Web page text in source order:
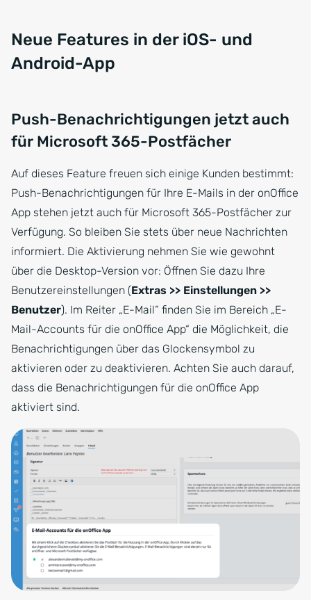
Neue Features in der iOS- und
Android-App
Push-Benachrichtigungen jetzt auch
für Microsoft 365-Postfächer
Auf dieses Feature freuen sich einige Kunden bestimmt:
Push-Benachrichtigungen für Ihre E-Mails in der onOffice
App stehen jetzt auch für Microsoft 365-Postfächer zur
Verfügung. So bleiben Sie stets über neue Nachrichten
informiert. Die Aktivierung nehmen Sie wie gewohnt
über die Desktop-Version vor: Öffnen Sie dazu Ihre
Benutzereinstellungen (Extras >> Einstellungen >>
Benutzer). Im Reiter „E-Mail“ finden Sie im Bereich „E-
Mail-Accounts für die onOffice App“ die Möglichkeit, die
Benachrichtigungen über das Glockensymbol zu
aktivieren oder zu deaktivieren. Achten Sie auch darauf,
dass die Benachrichtigungen für die onOffice App
aktiviert sind.